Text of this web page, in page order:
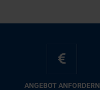
AN­GE­BOT AN­FOR­DERN